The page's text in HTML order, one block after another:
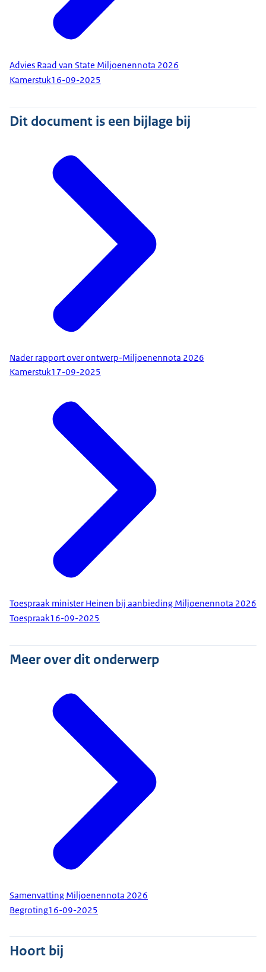
Advies Raad van State Miljoenennota 2026
Kamerstuk16-09-2025
Dit document is een bijlage bij
Nader rapport over ontwerp-Miljoenennota 2026
Kamerstuk17-09-2025
Toespraak minister Heinen bij aanbieding Miljoenennota 2026
Toespraak16-09-2025
Meer over dit onderwerp
Samenvatting Miljoenennota 2026
Begroting16-09-2025
Hoort bij